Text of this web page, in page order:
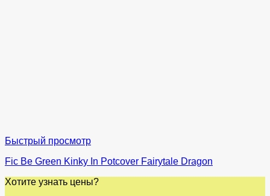
Быстрый просмотр
Fic Be Green Kinky In Potcover Fairytale Dragon
Хотите узнать цены?